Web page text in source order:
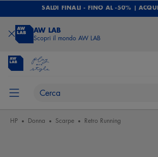
SALDI FINALI - FINO AL -50% |
AW LAB
Scopri il mondo AW LAB
HP Donna Scarpe Retro Running